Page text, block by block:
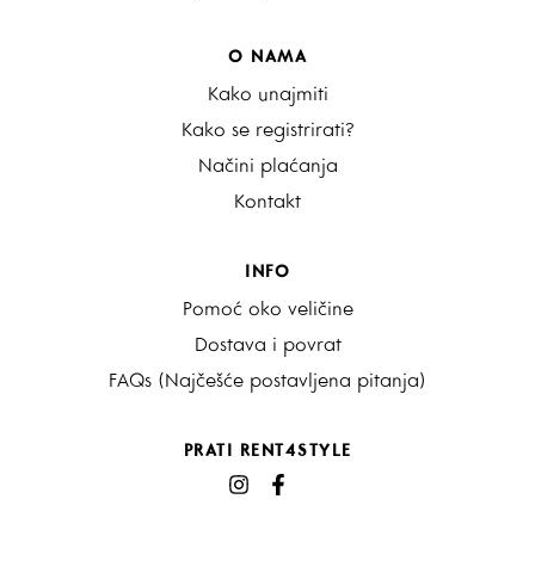
O NAMA
Kako unajmiti
Kako se registrirati?
Načini plaćanja
Kontakt
INFO
Pomoć oko veličine
Dostava i povrat
FAQs (Najčešće postavljena pitanja)
PRATI RENT4STYLE